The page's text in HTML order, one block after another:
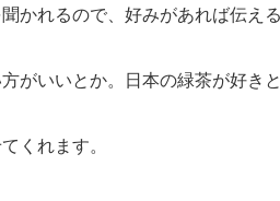
かれるので、好みがあれば伝える
がいいとか。日本の緑茶が好き
くれます。